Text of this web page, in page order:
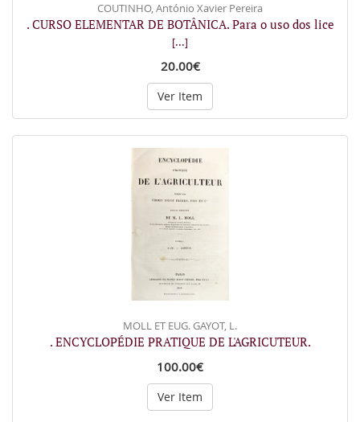
COUTINHO, António Xavier Pereira
. CURSO ELEMENTAR DE BOTÂNICA. Para o uso dos lice
[...]
20.00€
Ver Item
MOLL ET EUG. GAYOT, L.
. ENCYCLOPÉDIE PRATIQUE DE L'AGRICUTEUR.
100.00€
Ver Item